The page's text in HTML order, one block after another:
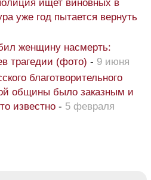
ищет виновных в
уже год пытается вернуть
женщину насмерть:
трагедии (фото) - 9 июня
благотворительного
общины было заказным и
известно - 5 февраля